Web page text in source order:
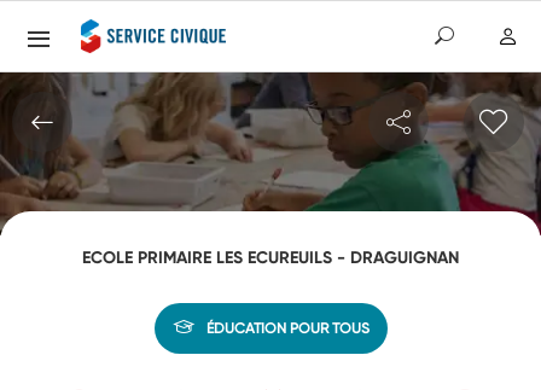
ECOLE PRIMAIRE LES ECUREUILS - DRAGUIGNAN
ÉDUCATION POUR TOUS